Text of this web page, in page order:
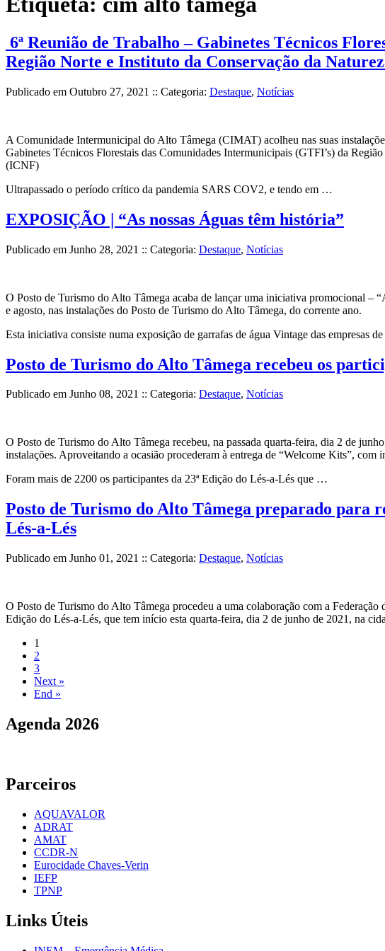
6ª Reunião de Trabalho – Gabinetes Técnicos
Região Norte e Instituto da Conservação da
Publicado em Outubro 27, 2021 :: Categoria: Destaque, Notícias
A Comunidade Intermunicipal do Alto Tâmega (CIMAT) acolheu nas suas
Gabinetes Técnicos Florestais das Comunidades Intermunicipais (GTFI’s) da
(ICNF)
Ultrapassado o período crítico da pandemia SARS COV2, e tendo em …
EXPOSIÇÃO | “As nossas Águas têm história”
Publicado em Junho 28, 2021 :: Categoria: Destaque, Notícias
O Posto de Turismo do Alto Tâmega acaba de lançar uma iniciativa promocional –
e agosto, nas instalações do Posto de Turismo do Alto Tâmega, do corrente ano.
Esta iniciativa consiste numa exposição de garrafas de água Vintage das empresas
Posto de Turismo do Alto Tâmega recebeu os
Publicado em Junho 08, 2021 :: Categoria: Destaque, Notícias
O Posto de Turismo do Alto Tâmega recebeu, na passada quarta-feira, dia 2 de
instalações. Aproveitando a ocasião procederam à entrega de “Welcome Kits”, com
Foram mais de 2200 os participantes da 23ª Edição do Lés-a-Lés que …
Posto de Turismo do Alto Tâmega preparado para
Lés-a-Lés
Publicado em Junho 01, 2021 :: Categoria: Destaque, Notícias
O Posto de Turismo do Alto Tâmega procedeu a uma colaboração com a
Edição do Lés-a-Lés, que tem início esta quarta-feira, dia 2 de junho de 2021, na
1
2
3
Next »
End »
Agenda 2026
Parceiros
AQUAVALOR
ADRAT
AMAT
CCDR-N
Eurocidade Chaves-Verin
IEFP
TPNP
Links Úteis